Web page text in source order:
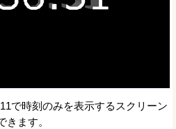
で時刻のみを表示するスクリーン
ます。